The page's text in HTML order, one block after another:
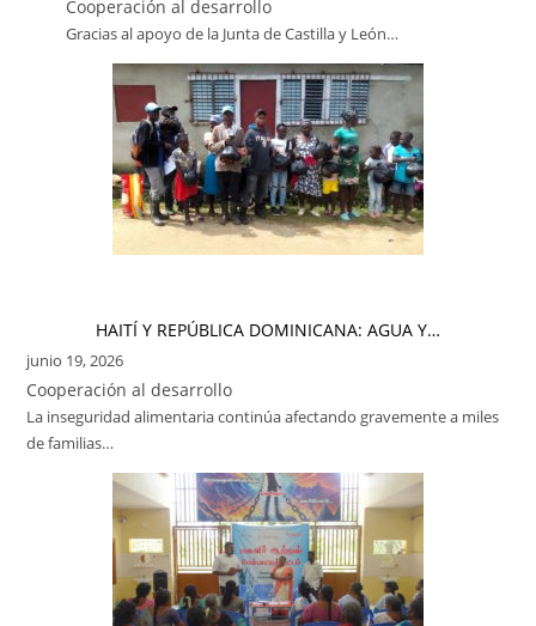
Cooperación al desarrollo
Gracias al apoyo de la Junta de Castilla y León…
HAITÍ Y REPÚBLICA DOMINICANA: AGUA Y…
junio 19, 2026
Cooperación al desarrollo
La inseguridad alimentaria continúa afectando gravemente a miles
de familias…